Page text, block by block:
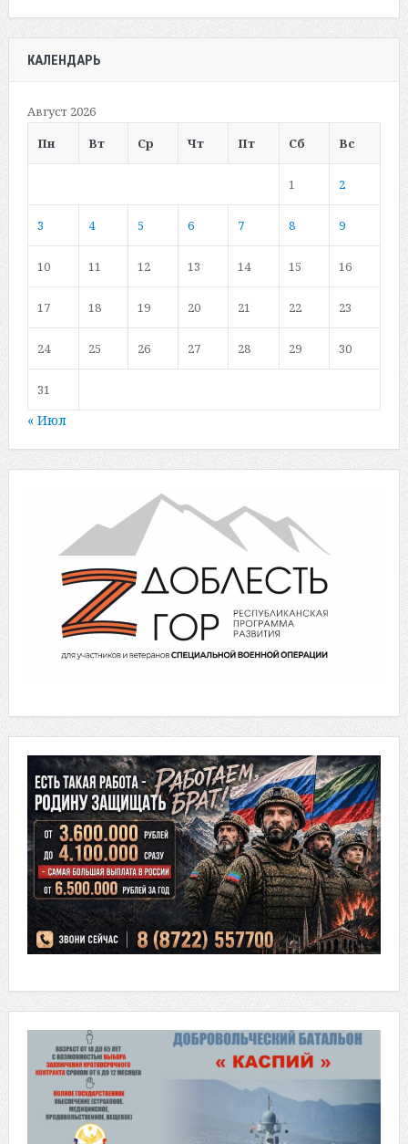
КАЛЕНДАРЬ
Август 2026
Пн
Вт Ср Чт Пт Сб Вс
1 2
3 4 5 6 7 8 9
10 11 12 13 14 15 16
17 18 19 20 21 22 23
24 25 26 27 28 29 30
31
« Июл